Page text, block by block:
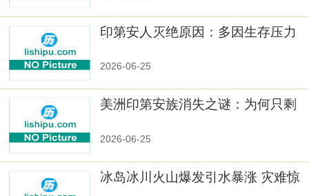
印第安人灭绝原因：多因生存压力
2026-06-25
美洲印第安族消失之谜：为何只剩
2026-06-25
冰岛冰川火山爆发引水暴涨 灾难惊